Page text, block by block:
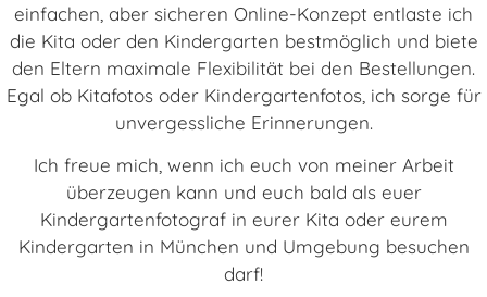
einfachen, aber sicheren Online-Konzept entlaste ich
die Kita oder den Kindergarten bestmöglich und biete
den Eltern maximale Flexibilität bei den Bestellungen.
Egal ob Kitafotos oder Kindergartenfotos, ich sorge für
unvergessliche Erinnerungen.
Ich freue mich, wenn ich euch von meiner Arbeit
überzeugen kann und euch bald als euer
Kindergartenfotograf in eurer Kita oder eurem
Kindergarten in München und Umgebung besuchen
darf!